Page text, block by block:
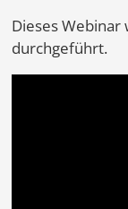
Dieses
durchgeführt.